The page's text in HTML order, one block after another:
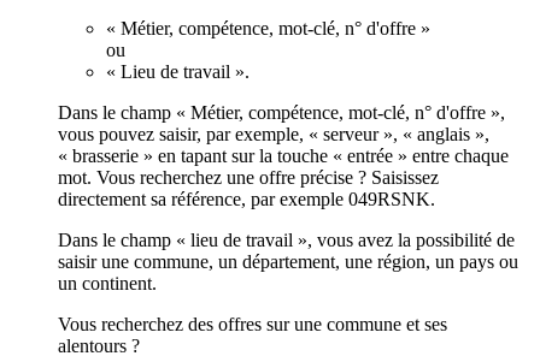
« Métier, compétence, mot-clé, n° d'offre »
ou
« Lieu de travail ».
Dans le champ « Métier, compétence, mot-clé, n° d'offre »,
vous pouvez saisir, par exemple, « serveur », « anglais »,
« brasserie » en tapant sur la touche « entrée » entre chaque
mot. Vous recherchez une offre précise ? Saisissez
directement sa référence, par exemple 049RSNK.
Dans le champ « lieu de travail », vous avez la possibilité de
saisir une commune, un département, une région, un pays ou
un continent.
Vous recherchez des offres sur une commune et ses
alentours ?